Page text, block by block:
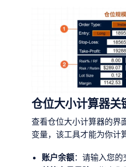
仓位大小计算器关
查看仓位大小计算器的界
变量，该工具才能为你计
账户余额：请输入您的